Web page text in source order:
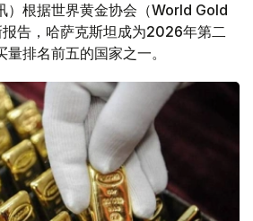
）根据世界黄金协会（World Gold
告，哈萨克斯坦成为2026年第二
排名前五的国家之一。